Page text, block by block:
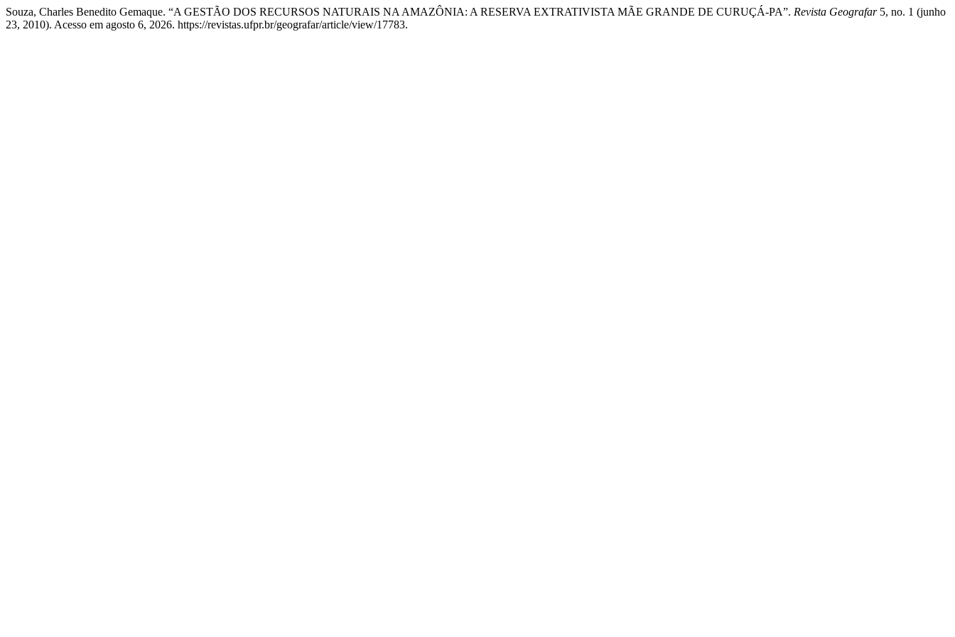
Souza, Charles Benedito Gemaque. “A GESTÃO DOS RECURSOS NATURAIS NA AMAZÔNIA: A RESERVA EXTRATIVISTA MÃE GRANDE DE CURUÇÁ-PA”. Revista Geografar5, no. 1 (junho
23, 2010). Acesso em agosto 6, 2026. https://revistas.ufpr.br/geografar/article/view/17783.